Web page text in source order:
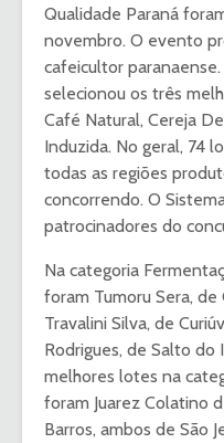
Qualidade Paraná
novembro. O evento
cafeicultor
selecionou os três
Café Natural, Cereja
Induzida. No geral, 74
todas as regiões
concorrendo. O
patrocinadores do
Na categoria
foram Tumoru Sera, de
Travalini Silva, de
Rodrigues, de Salto do
melhores lotes na
foram Juarez Colatino
Barros, ambos de São